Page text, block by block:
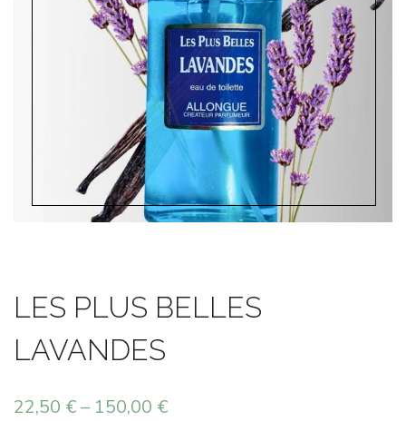
LES PLUS BELLES
LAVANDES
22,50 €– 150,00 €